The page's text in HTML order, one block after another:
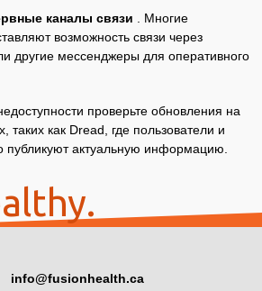
каналы связи . Многие
возможность связи через
другие мессенджеры для оперативного
проверьте обновления на
таких как Dread, где пользователи и
публикуют актуальную информацию.
info@fusionhealth.ca